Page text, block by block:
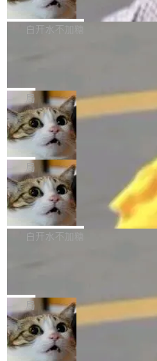
由软件情怀，而是一个跟 AI
技术判断。 两行 prompt 就能个
关开源项目的开发者，希望参加
ness 的内测，可以回复或私信联
Harness 负责把能力落到真实环
具、读写文件、管理上下文、处
环。崔添翼招人的标...
开源
商汤科技宣布面向社区开源轻量
型的预览版本 SenseNova U1.5-
理解、推理、生成与编辑，还仅
量大小，将能力推进到4K、更精
更复杂的视觉控制和可持续迭代
1，U1.5-Lite-Preview 在以下方
提升： 原生支持4K图像生成；
理、细节与真实世界质感； 更准
生成与复杂版式组织； 更稳定的
白开水不加糖
nap。这次是 hwctl——一个用来
硬件认证状态的命令行工具。
Alan Griffiths 在邮件列表中说得
tl 是一个 Ubuntu 专有的包，它
是 Ubuntu 专有的，不会用在其
所以 deb 版本的受众实际上为零
untu 用户在用，那用 snap 打包
的。 从 deb 到 snap 的迁移路径
hwlib 硬件 API 库的一部分，命
局
Dario Amodei 担心新人来
只为金钱，不为使命
顶级 AI 研究员在两家公司之间
隔了几天。 Lilian Weng 上周刚
离开 Thinking Machines Lab，
创始人的角色「太累了」。几天
ation 就曝出她将重回 OpenAI，
改进方向的研究。她是 Thinking
一在人才争夺战中失血的公司。
连失两员大将：Noam Shazeer
局
FFmpeg 9.0 发布
FFmpeg 9.0 现已发布，包含多
新日志列出的 9.0 版本主要更新
er HE-AAC 960 解码 (DAB+)
filter 添加 AMF Frame Rate
_amf) filter SMPTE 2094-50 元
通 ProRes RAW VideoToolbox
白开水不加糖
Code 在 X 上发帖：「
tokens on August 1st. 5T of
on OpenCode Go.」79.8 万次浏
DeepSeek一天消耗了8万亿#
局
NetBSD 11.0 正式发布
NetBSD 11.0 现已正式发布，这